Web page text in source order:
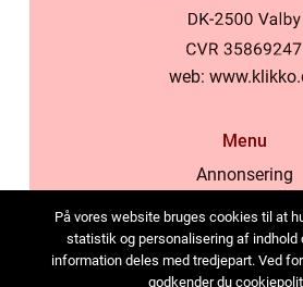
web:
Menu
Annonsering
Cookies
Kontakta oss
På vores website bruges cookies til at
statistik og personalisering af indhold
information deles med tredjepart. Ved
godkender du